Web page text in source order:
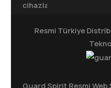
Guard Spirit Resmi
Resmi Türkiye